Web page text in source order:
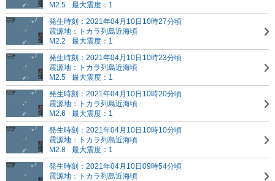
M2.5
最大震度：1
発生時刻：2021年04月10日10時27分頃
震源地：トカラ列島近海頃
M2.2
最大震度：1
発生時刻：2021年04月10日10時23分頃
震源地：トカラ列島近海頃
M2.5
最大震度：1
発生時刻：2021年04月10日10時20分頃
震源地：トカラ列島近海頃
M2.6
最大震度：1
発生時刻：2021年04月10日10時10分頃
震源地：トカラ列島近海頃
M2.8
最大震度：1
発生時刻：2021年04月10日09時54分頃
震源地：トカラ列島近海頃